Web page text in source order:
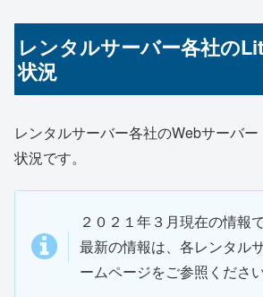
レンタルサーバー各社の
状況
レンタルサーバー各社のWebサーバ
状況です。
２０２１年３月現在の情報で
最新の情報は、各レンタル
ームページをご参照ください